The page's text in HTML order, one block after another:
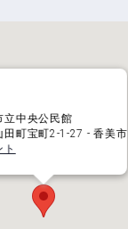
立中央公民館
田町宝町2-1-27 - 香美市
ト